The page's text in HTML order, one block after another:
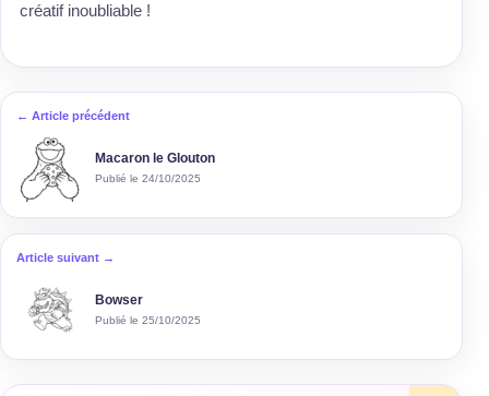
créatif inoubliable !
← Article précédent
Macaron le Glouton
Publié le 24/10/2025
Article suivant →
Bowser
Publié le 25/10/2025